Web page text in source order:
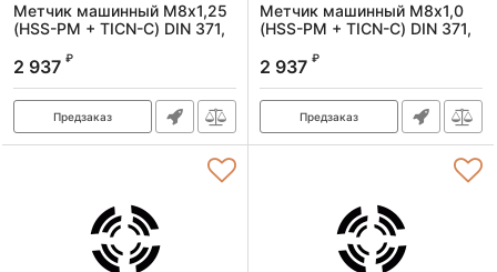
Метчик машинный М8х1,25
(HSS-PM + TICN-C) DIN 371,
Артикул:
2 937 ₽
Предзаказ
Метчик машинный М8х1,0
(HSS-PM + TICN-C) DIN 371,
Артикул:
2 937 ₽
Предзаказ